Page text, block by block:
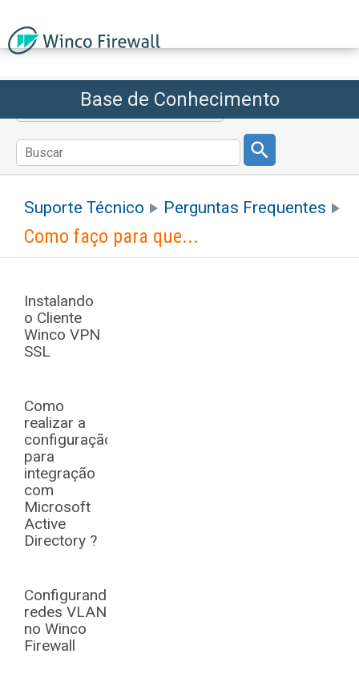
Base de Conhecimento
Voltar ao Winco Firewall
Suporte Técnico Perguntas Frequentes
Como faço para que...
Instalando
o Cliente
Winco VPN
SSL
Como
realizar a
configuração
para
integração
com
Microsoft
Active
Directory ?
Configurando
redes VLANs
no Winco
Firewall